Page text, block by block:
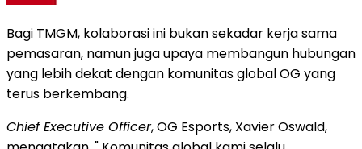
Bagi TMGM, kolaborasi ini bukan sekadar kerja sama
pemasaran, namun juga upaya membangun hubungan
yang lebih dekat dengan komunitas global OG yang
terus berkembang.
Chief Executive Officer, OG Esports, Xavier Oswald,